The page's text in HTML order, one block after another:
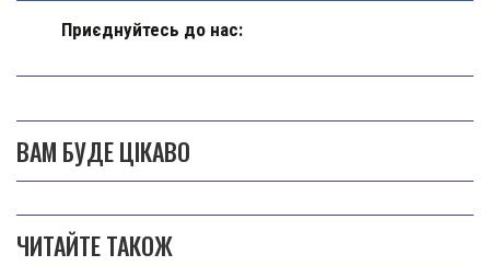
Приєднуйтесь до нас:
ВАМ БУДЕ ЦІКАВО
ЧИТАЙТЕ ТАКОЖ